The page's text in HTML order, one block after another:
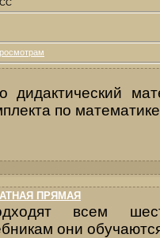
по
ПРЯМАЯ
всем
они